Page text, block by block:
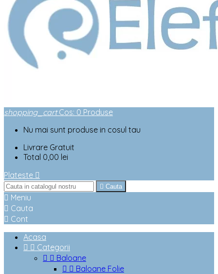
shopping_cart Cos: 0 Produse
Nu mai sunt produse in cosul tau
Livrare Gratuit
Total 0,00 lei
Plateste 
 Cauta
 Meniu
 Cauta
 Cont
Acasa
  Categorii
  Baloane
  Baloane Folie